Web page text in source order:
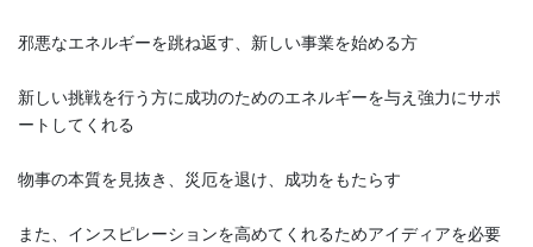
邪悪なエネルギーを跳ね返す、新しい事業を始める方
新しい挑戦を行う方に成功のためのエネルギーを与え強力にサポ
ートしてくれる
物事の本質を見抜き、災厄を退け、成功をもたらす
また、インスピレーションを高めてくれるためアイディアを必要
2020年3月
カテゴリー
blog